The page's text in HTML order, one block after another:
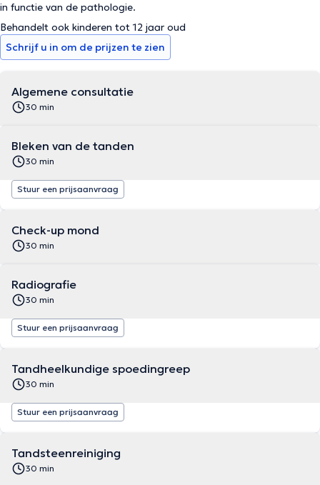
in functie van de pathologie.
Behandelt ook kinderen tot 12 jaar oud
Schrijf u in om de prijzen te zien
Algemene consultatie
30 min
Bleken van de tanden
30 min
Stuur een prijsaanvraag
Check-up mond
30 min
Radiografie
30 min
Stuur een prijsaanvraag
Tandheelkundige spoedingreep
30 min
Stuur een prijsaanvraag
Tandsteenreiniging
30 min